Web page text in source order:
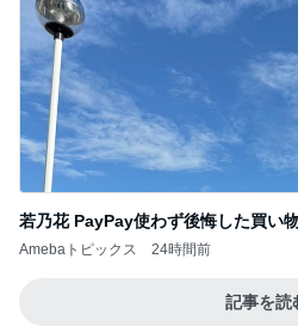
若乃花 PayPay使わず後悔した買い物
Amebaトピックス 24時間前
Amebaトピックス 1日前